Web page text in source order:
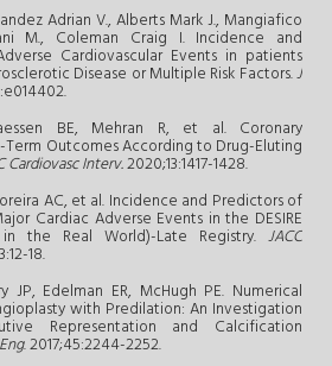
Adrian V., Alberts Mark J., Mangiafico
M., Coleman Craig I. Incidence and
Cardiovascular Events in patients
Disease or Multiple Risk Factors.J
BE, Mehran R, et al. Coronary
Outcomes According to Drug-Eluting
Cardiovasc Interv.2020;13:1417-1428.
AC, et al. Incidence and Predictors of
Cardiac Adverse Events in the DESIRE
the Real World)-Late Registry. JACC
18.
JP, Edelman ER, McHugh PE. Numerical
with Predilation: An Investigation
Representation and Calcification
. 2017;45:2244-2252.